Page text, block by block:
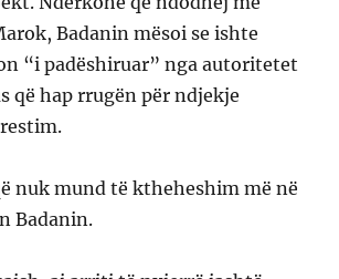
Badanin mësoi se ishte
“i padëshiruar” nga autoritetet
që hap rrugën për ndjekje
nuk mund të ktheheshim më në
Badanin.